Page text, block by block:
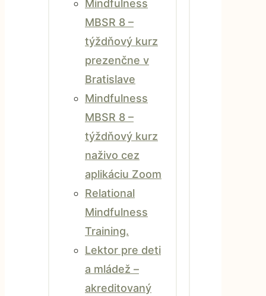
Mindfulness
MBSR 8 –
týždňový kurz
prezenčne v
Bratislave
Mindfulness
MBSR 8 –
týždňový kurz
naživo cez
aplikáciu Zoom
Relational
Mindfulness
Training.
Lektor pre deti
a mládež –
akreditovaný